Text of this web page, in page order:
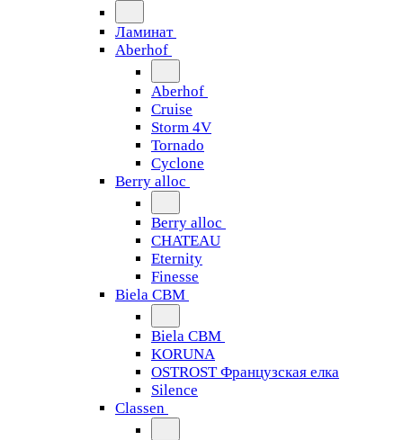
Ламинат
Aberhof
Aberhof
Cruise
Storm 4V
Tornado
Сyclone
Berry alloc
Berry alloc
CHATEAU
Eternity
Finesse
Biela CBM
Biela CBM
KORUNA
OSTROST Французская елка
Silence
Classen